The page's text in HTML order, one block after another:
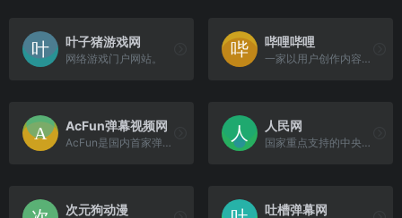
叶子猪游戏网
网络游戏门户网站。
哔哩哔哩
一家以用户创作内容（UGC）为核心的视频平台。
AcFun弹幕视频网
AcFun是国内首家弹幕视频网站，这里有全网独家动漫新番， 友好的弹幕氛围，有趣的UP主，好玩有科技感的虚拟偶像，年轻人都在用。
人民网
国家重点支持的中央级新闻门户，也是首批国家级重点新闻网站之一。
次元狗动漫 吐槽弹幕网